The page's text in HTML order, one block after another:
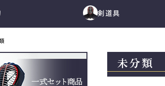
その他金具
剣道具
防具セット
未分類